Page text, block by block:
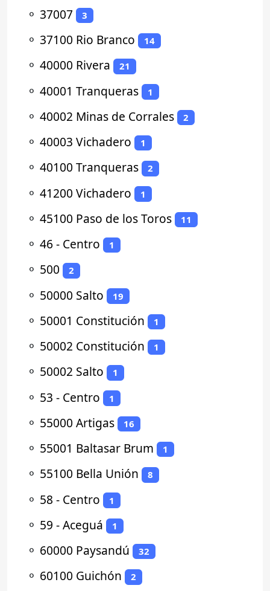
⚬ 37007 3
⚬ 37100 Rio Branco 14
⚬ 40000 Rivera 21
⚬ 40001 Tranqueras 1
⚬ 40002 Minas de Corrales 2
⚬ 40003 Vichadero 1
⚬ 40100 Tranqueras 2
⚬ 41200 Vichadero 1
⚬ 45100 Paso de los Toros 11
⚬ 46 - Centro 1
⚬ 500 2
⚬ 50000 Salto 19
⚬ 50001 Constitución 1
⚬ 50002 Constitución 1
⚬ 50002 Salto 1
⚬ 53 - Centro 1
⚬ 55000 Artigas 16
⚬ 55001 Baltasar Brum 1
⚬ 55100 Bella Unión 8
⚬ 58 - Centro 1
⚬ 59 - Aceguá 1
⚬ 60000 Paysandú 32
⚬ 60100 Guichón 2